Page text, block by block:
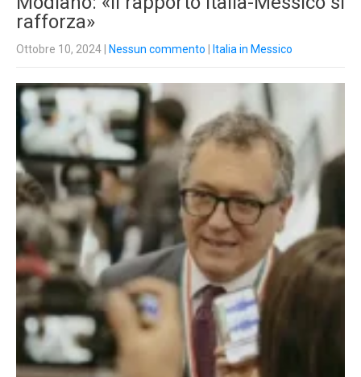
rafforza»
Ottobre 10, 2024 Nessun commento Italia in Messico